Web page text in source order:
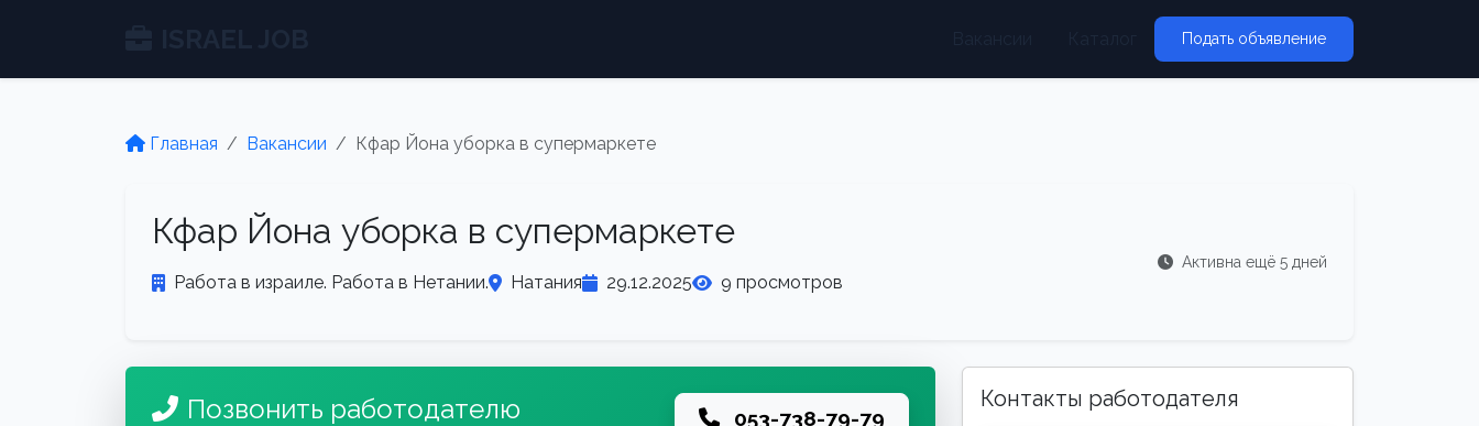
Подать объявление
Главная Вакансии Кфар Йона уборка в супермаркете
Кфар Йона уборка в супермаркете
Работа в израиле. Работа в Нетании. Натания 29.12.2025 9 просмотров
Активна ещё 5 дней
Позвонить работодателю 053-738-79-79
Контакты работодателя